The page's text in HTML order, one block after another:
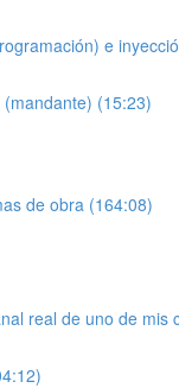
e
(15:23)
de obra (164:08)
real de uno de mis